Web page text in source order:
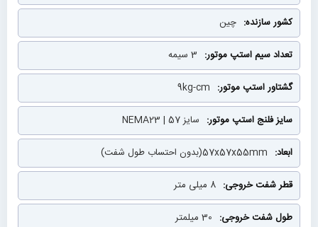
چین
3 سیمه
9kg-cm
سایز 57 | NEMA23
57x57x55mm(بدون احتساب طول شفت)
8 میلی متر
30 میلمتر